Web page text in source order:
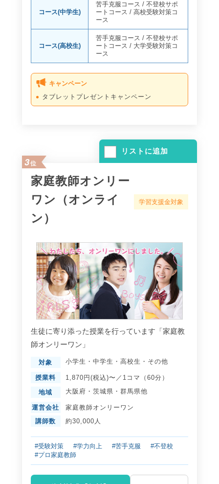
コース(中学生)
苦手克服コース /不登校サポ
ートコース /高校受験対策コ
ース
コース(高校生)
苦手克服コース /不登校サポ
ートコース /大学受験対策コ
ース
キャンペーン
タブレットプレゼントキャンペーン
リストに追加
3位
家庭教師オンリー
ワン（オンライ
ン）
学習支援金対象
生徒に寄り添った授業を行っています「家庭教
師オンリーワン」
対象 小学生 ・ 中学生 ・ 高校生 ・ その他
授業料 1,870円(税込)〜／1コマ（60分）
地域 大阪府 ・ 茨城県 ・ 群馬県他
運営会社
家庭教師オンリーワン
講師数
約30,000人
#受験対策 #学力向上 #苦手克服
#不登校
#プロ家庭教師